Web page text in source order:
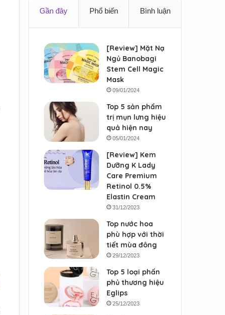
Gần đây Phổ biến Bình luận
[Review] Mặt Nạ
Ngủ Banobagi
Stem Cell Magic
Mask
09/01/2024
Top 5 sản phẩm
trị mụn lưng hiệu
quả hiện nay
05/01/2024
[Review] Kem
Dưỡng K Lady
Care Premium
Retinol 0.5%
Elastin Cream
31/12/2023
Top nước hoa
phù hợp với thời
tiết mùa đông
29/12/2023
Top 5 loại phấn
phủ thương hiệu
Eglips
25/12/2023